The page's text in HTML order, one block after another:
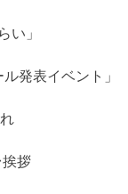
い」
発表イベント」
拶